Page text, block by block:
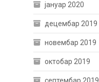
јануар 2020
децембар 2019
новембар 2019
октобар 2019